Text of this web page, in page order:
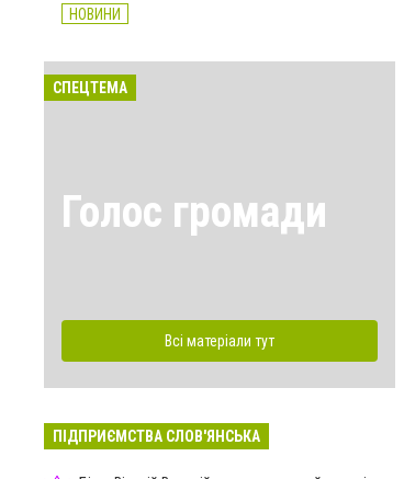
НОВИНИ
СПЕЦТЕМА
Голос громади
Всі матеріали тут
ПІДПРИЄМСТВА СЛОВ'ЯНСЬКА